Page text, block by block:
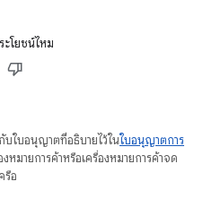
โยชน์ไหม
บใบอนุญาตที่อธิบายไว้ในใบอนุญาตการ
มายการค้าหรือเครื่องหมายการค้าจด
รือ